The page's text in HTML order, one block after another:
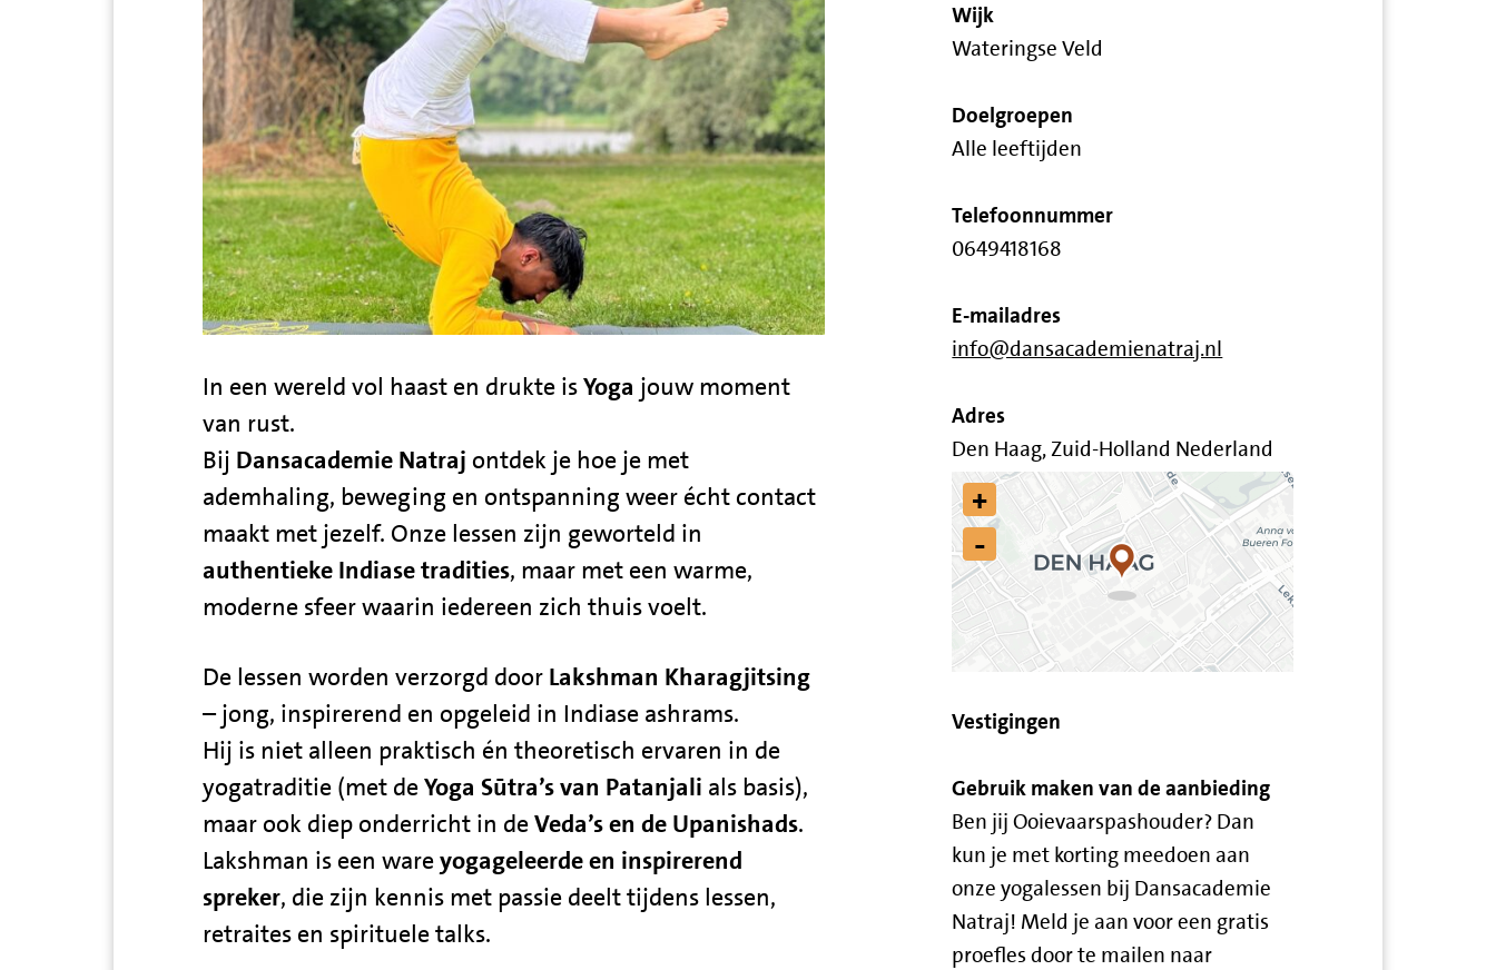
In een wereld vol haast en drukte isYoga jouw moment
van rust.
Bij Dansacademie Natraj ontdek je hoe je met
ademhaling, beweging en ontspanning weer écht contact
maakt met jezelf. Onze lessen zijn geworteld in
authentieke Indiase tradities, maar met een warme,
moderne sfeer waarin iedereen zich thuis voelt.
De lessen worden verzorgd door Lakshman Kharagjitsing
– jong, inspirerend en opgeleid in Indiase ashrams.
Hij is niet alleen praktisch én theoretisch ervaren in de
yogatraditie (met deYoga Sūtra’s van Patanjali als basis),
maar ook diep onderricht in deVeda’s en de Upanishads.
Lakshman is een wareyogageleerde en inspirerend
spreker, die zijn kennis met passie deelt tijdens lessen,
retraites en spirituele talks.
Wijk
Wateringse Veld
Doelgroepen
Alle leeftijden
Telefoonnummer
0649418168
E-mailadres
info@dansacademienatraj.nl
Adres
Den Haag, Zuid-Holland Nederland
+
-
Vestigingen
Gebruik maken van de aanbieding
Ben jij Ooievaarspashouder? Dan
kun je met korting meedoen aan
onze yogalessen bij Dansacademie
Natraj! Meld je aan voor een gratis
proefles door te mailen naar